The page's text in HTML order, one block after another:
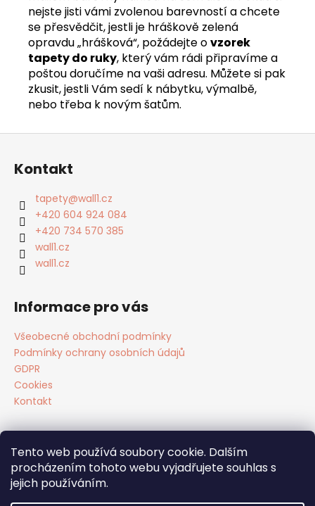
Tento web používá soubory cookie. Dalším
procházením tohoto webu vyjadřujete souhlas s
jejich používáním.
nejste jisti vámi zvolenou barevností a chcete
se přesvědčit, jestli je hráškově zelená
opravdu „hrášková“, požádejte ovzorek
tapety do ruky, který vám rádi připravíme a
poštou doručíme na vaši adresu. Můžete si pak
zkusit, jestli Vám sedí k nábytku, výmalbě,
nebo třeba k novým šatům.
Z
Kontakt
tapety@wall1.cz
+420 604 924 084
+420 734 570 385
wall1.cz
wall1.cz
Informace pro vás
Všeobecné obchodní podmínky
Podmínky ochrany osobních údajů
GDPR
Cookies
Kontakt
Facebook